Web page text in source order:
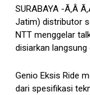
SURABAYA -Ã‚Â
Jatim) distributor
NTT menggelar
disiarkan
Genio Eksis Ride
dari spesifikasi